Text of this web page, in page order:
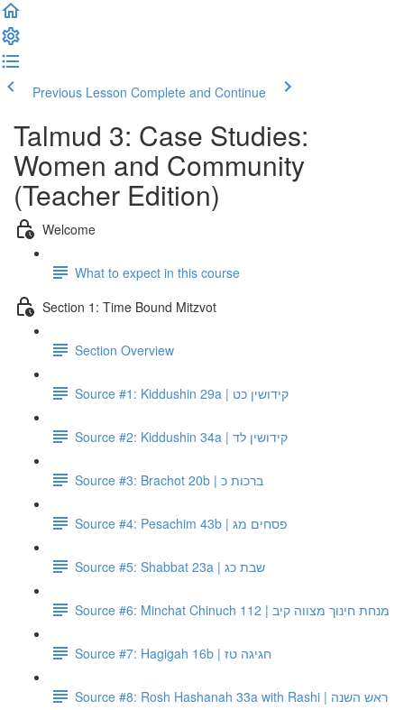
Previous Lesson Complete and Continue
Talmud 3: Case Studies:
Women and Community
(Teacher Edition)
Welcome
What to expect in this course
Section 1: Time Bound Mitzvot
Section Overview
Source #1: Kiddushin 29a | קידושין כט
Source #2: Kiddushin 34a | קידושין לד
Source #3: Brachot 20b | ברכות כ
Source #4: Pesachim 43b | פסחים מג
Source #5: Shabbat 23a | שבת כג
Source #6: Minchat Chinuch 112 | מנחת חינוך מצווה קיב
Source #7: Hagigah 16b | חגיגה טז
Source #8: Rosh Hashanah 33a with Rashi | ראש השנה